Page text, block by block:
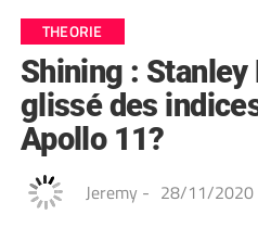
THEORIE
Shining : Stanley
glissé des
Apollo 11?
Jeremy - 28/11/2020